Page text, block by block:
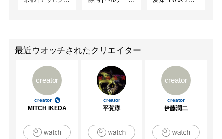
最近ウオッチされたクリエイター
creator
creator
MITCH IKEDA
creator
平賀淳
creator
creator
伊藤潤二